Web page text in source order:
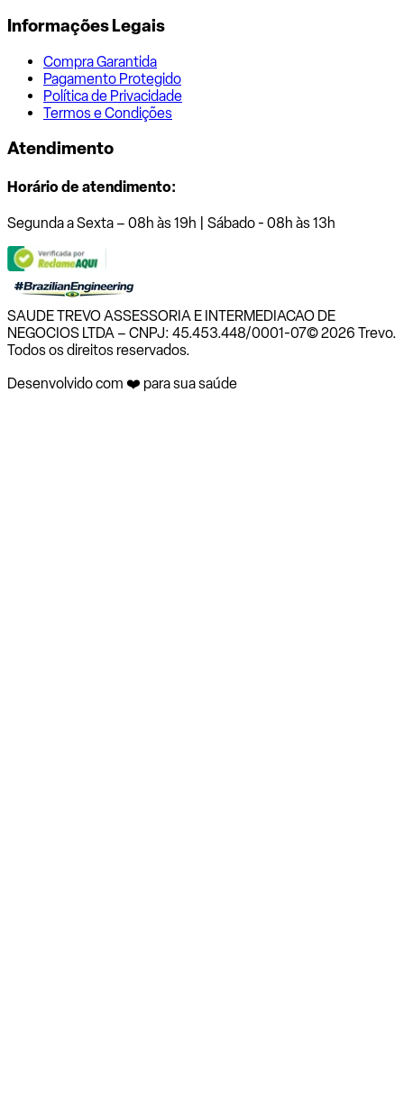
Informações Legais
Compra Garantida
Pagamento Protegido
Política de Privacidade
Termos e Condições
Atendimento
Horário de atendimento:
Segunda a Sexta – 08h às 19h | Sábado - 08h às 13h
SAUDE TREVO ASSESSORIA E INTERMEDIACAO DE
NEGOCIOS LTDA – CNPJ: 45.453.448/0001-07© 2026 Trevo.
Todos os direitos reservados.
Desenvolvido com ❤️ para sua saúde